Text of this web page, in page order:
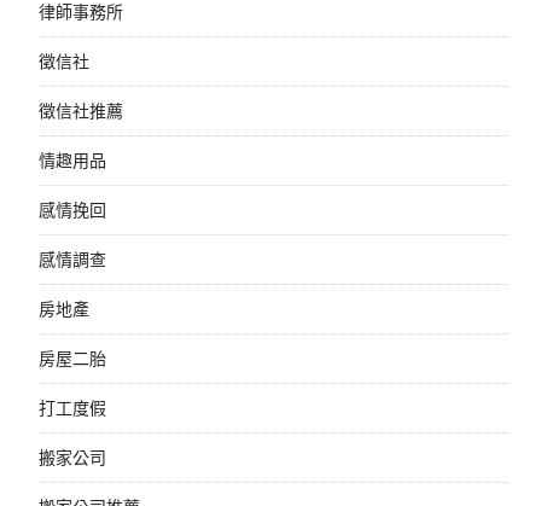
律師事務所
徵信社
徵信社推薦
情趣用品
感情挽回
感情調查
房地產
房屋二胎
打工度假
搬家公司